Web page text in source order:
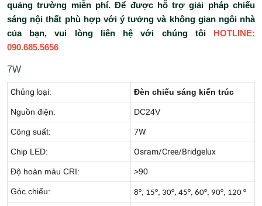
quảng trường miễn phí. Để được hỗ trợ giải pháp chiếu
sáng nội thất phù hợp với ý tưởng và không gian ngôi nhà
của bạn, vui lòng liên hệ với chúng tôi
HOTLINE:
090.685.5656
7W
Chủng loại: Đèn chiếu sáng kiến trúc
Nguồn điện: DC24V
Công suất: 7W
Chip LED: Osram/Cree/Bridgelux
Độ hoàn màu CRI: >90
Góc chiếu: 8°, 15°, 30°, 45°, 60°, 90°, 120 °